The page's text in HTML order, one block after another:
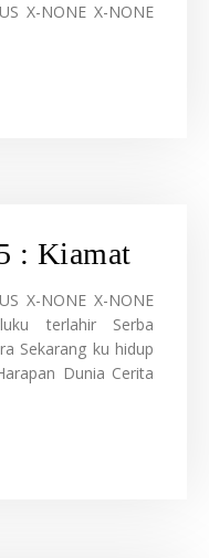
X-NONE X-NONE
: Kiamat
X-NONE X-NONE
terlahir Serba
Sekarang ku hidup
Dunia Cerita